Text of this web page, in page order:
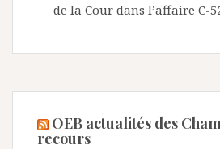
de la Cour dans l’affaire C-
OEB actualités des
recours